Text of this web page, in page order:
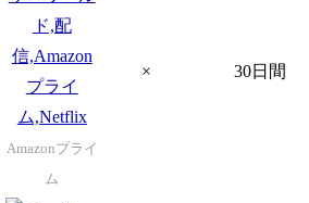
Amazonプライ
ム
× 30日間